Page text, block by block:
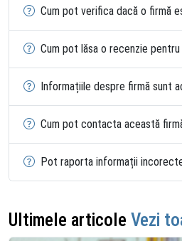
Cum pot verifica dacă o firmă
Cum pot lăsa o recenzie
Informațiile despre firmă sunt
Cum pot contacta această
Pot raporta informații
Ultimele articole Vezi